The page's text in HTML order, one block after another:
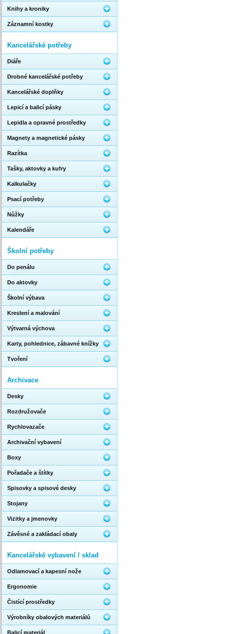
Knihy a kroniky
Záznamní kostky
Kancelářské potřeby
Diáře
Drobné kancelářské potřeby
Kancelářské doplňky
Lepicí a balicí pásky
Lepidla a opravné prostředky
Magnety a magnetické pásky
Razítka
Tašky, aktovky a kufry
Kalkulačky
Psací potřeby
Nůžky
Kalendáře
Školní potřeby
Do penálu
Do aktovky
Školní výbava
Kreslení a malování
Výtvarná výchova
Karty, pohlednice, zábavné knížky
Tvoření
Archivace
Desky
Rozdružovače
Rychlovazače
Archivační vybavení
Boxy
Pořadače a štítky
Spisovky a spisové desky
Stojany
Vizitky a jmenovky
Závěsné a zakládací obaly
Kancelářské vybavení / sklad
Odlamovací a kapesní nože
Ergonomie
Čistící prostředky
Výrobníky obalových materiálů
Balicí materiál